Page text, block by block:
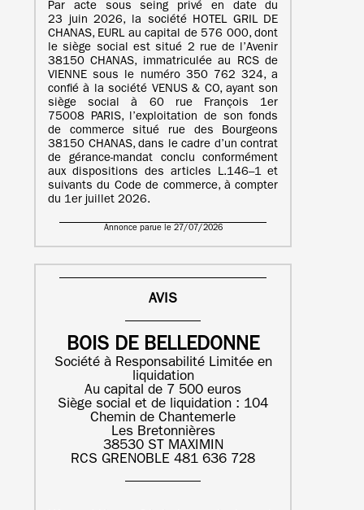
Par acte sous seing privé en date du
23 juin 2026, la société HOTEL GRIL DE
CHANAS, EURL au capital de 576 000, dont
le siège social est situé 2 rue de l’Avenir
38150 CHANAS, immatriculée au RCS de
VIENNE sous le numéro 350 762 324, a
confié à la société VENUS & CO, ayant son
siège social à 60 rue François 1er
75008 PARIS, l’exploitation de son fonds
de commerce situé rue des Bourgeons
38150 CHANAS, dans le cadre d’un contrat
de gérance-mandat conclu conformément
aux dispositions des articles L.146–1 et
suivants du Code de commerce, à compter
du 1er juillet 2026.
Annonce parue le 27/07/2026
AVIS
BOIS DE BELLEDONNE
Société à Responsabilité Limitée en
liquidation
Au capital de 7 500 euros
Siège social et de liquidation : 104
Chemin de Chantemerle
Les Bretonnières
38530 ST MAXIMIN
RCS GRENOBLE 481 636 728